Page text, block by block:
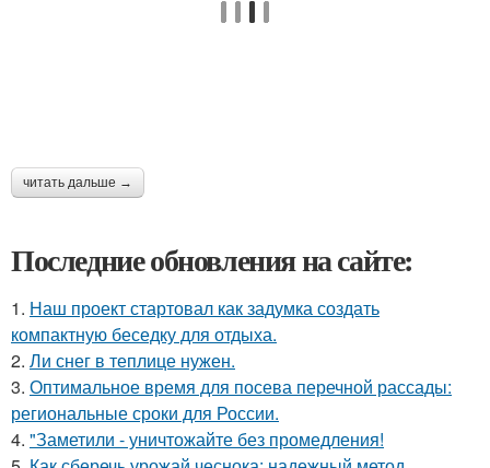
читать дальше →
Последние обновления на сайте:
1. Наш проект стартовал как задумка создать
компактную беседку для отдыха.
2. Ли снег в теплице нужен.
3. Оптимальное время для посева перечной рассады:
региональные сроки для России.
4. "Заметили - уничтожайте без промедления!